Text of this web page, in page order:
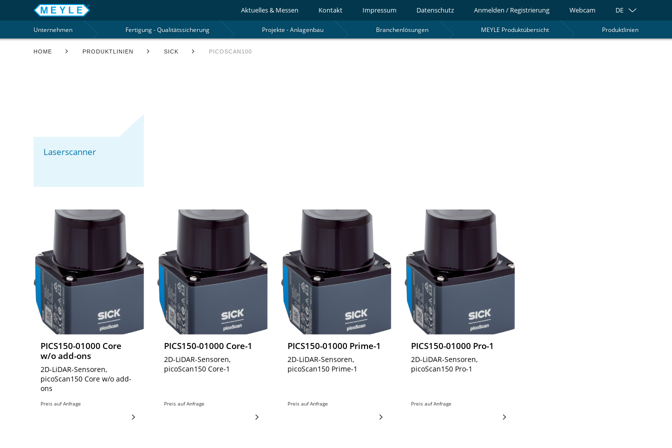
Aktuelles & Messen Kontakt Impressum Datenschutz Anmelden / Registrierung Webcam DE
Produktlinien
MEYLE Produktübersicht
Branchenlösungen
Projekte - Anlagenbau
Fertigung - Qualitätssicherung
Unternehmen
HOME PRODUKTLINIEN SICK PICOSCAN100
Laserscanner
PICS150-01000 Core
w/o add-ons
2D-LiDAR-Sensoren,
picoScan150 Core w/o add-
ons
Preis auf Anfrage
PICS150-01000 Core-1
2D-LiDAR-Sensoren,
picoScan150 Core-1
Preis auf Anfrage
PICS150-01000 Prime-1
2D-LiDAR-Sensoren,
picoScan150 Prime-1
Preis auf Anfrage
PICS150-01000 Pro-1
2D-LiDAR-Sensoren,
picoScan150 Pro-1
Preis auf Anfrage